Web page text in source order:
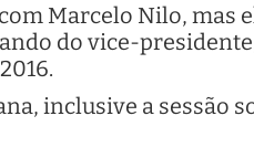
Marcelo Nilo, mas
do vice-
inclusive a sessão